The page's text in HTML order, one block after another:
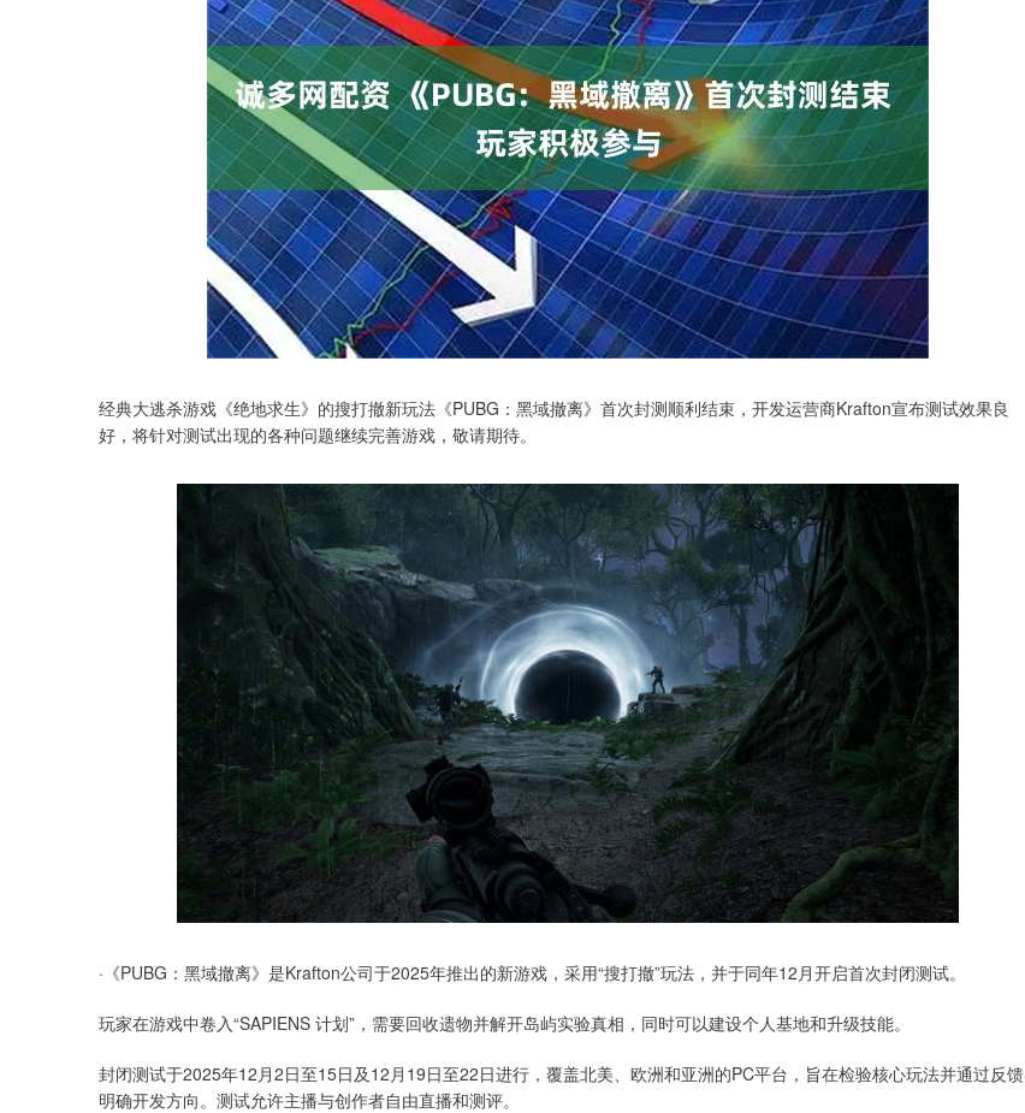
经典大逃杀游戏《绝地求生》的搜打撤新玩法《PUBG：黑域撤离》首次封测顺利结束，开发运营商Krafton宣布测试效果良
好，将针对测试出现的各种问题继续完善游戏，敬请期待。
·《PUBG：黑域撤离》是Krafton公司于2025年推出的新游戏，采用“搜打撤”玩法，并于同年12月开启首次封闭测试。
玩家在游戏中卷入“SAPIENS 计划”，需要回收遗物并解开岛屿实验真相，同时可以建设个人基地和升级技能。
封闭测试于2025年12月2日至15日及12月19日至22日进行，覆盖北美、欧洲和亚洲的PC平台，旨在检验核心玩法并通过反馈
明确开发方向。测试允许主播与创作者自由直播和测评。